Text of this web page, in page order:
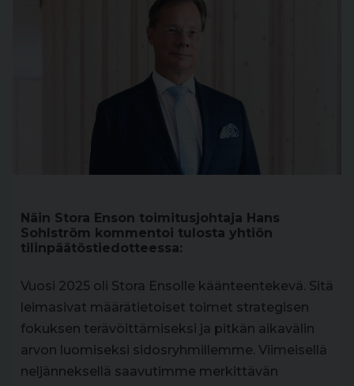
Näin Stora Enson toimitusjohtaja Hans
Sohlström kommentoi tulosta yhtiön
tilinpäätöstiedotteessa:
Vuosi 2025 oli Stora Ensolle käänteentekevä. Sitä
leimasivat määrätietoiset toimet strategisen
fokuksen terävöittämiseksi ja pitkän aikavälin
arvon luomiseksi sidosryhmillemme. Viimeisellä
neljänneksellä saavutimme merkittävän